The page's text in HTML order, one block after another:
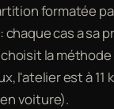
formatée
chaque cas a sa
la
l'atelier est à 11
voiture).